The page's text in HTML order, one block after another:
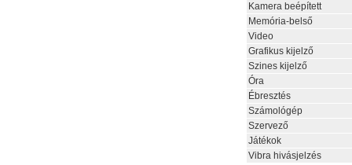
Kamera beépített
Memória-belső
Video
Grafikus kijelző
Szines kijelző
Óra
Ébresztés
Számológép
Szervező
Játékok
Vibra hivásjelzés